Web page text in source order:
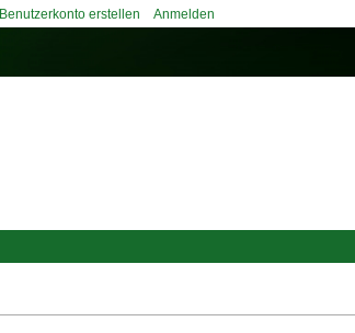
Benutzerkonto erstellen Anmelden